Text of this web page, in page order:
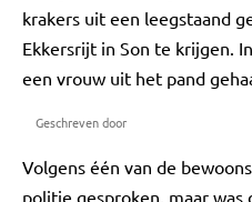
krakers uit een leegstaand
Ekkersrijt in Son te krijgen.
een vrouw uit het pand
Geschreven door
Volgens één van de
politie gesproken, maar was